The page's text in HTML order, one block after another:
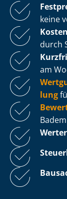
keine
durch
am
lung
Badem